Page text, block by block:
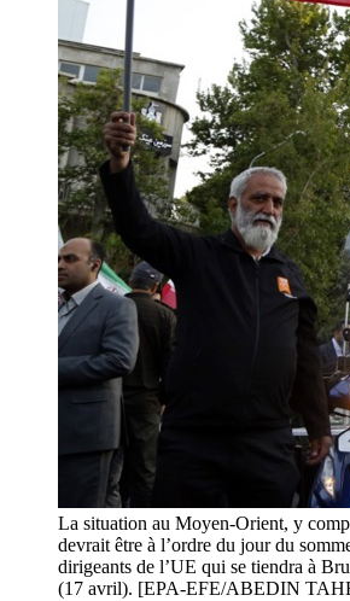
La situation au Moyen-Orient, y
devrait être à l’ordre du jour du
dirigeants de l’UE qui se tiendra à
(17 avril). [EPA-EFE/ABEDIN